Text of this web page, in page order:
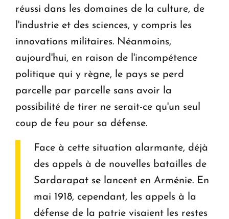
réussi dans les domaines de la culture, de
l'industrie et des sciences, y compris les
innovations militaires. Néanmoins,
aujourd'hui, en raison de l'incompétence
politique qui y règne, le pays se perd
parcelle par parcelle sans avoir la
possibilité de tirer ne serait-ce qu'un seul
coup de feu pour sa défense.
Face à cette situation alarmante, déjà
des appels à de nouvelles batailles de
Sardarapat se lancent en Arménie. En
mai 1918, cependant, les appels à la
défense de la patrie visaient les restes